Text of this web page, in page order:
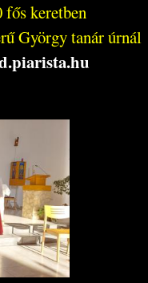
keretben
György tanár úrnál